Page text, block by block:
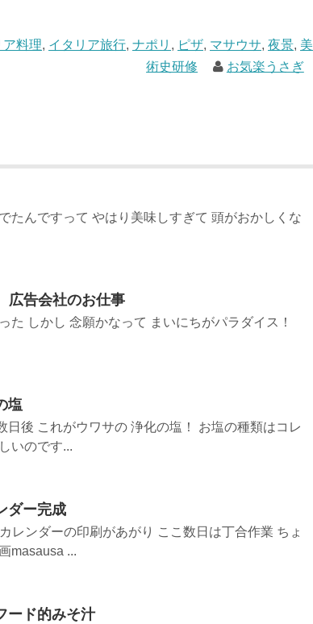
ア料理, イタリア旅行, ナポリ , ピザ, マサウサ, 夜景, 美
術史研修
お気楽うさぎ
たんですって やはり美味しすぎて 頭がおかしくな
告会社のお仕事
た しかし 念願かなって まいにちがパラダイス！
塩
日後 これがウワサの 浄化の塩！ お塩の種類はコレ
いのです...
ダー完成
レンダーの印刷があがり ここ数日は丁合作業 ちょ
masausa ...
ード的みそ汁